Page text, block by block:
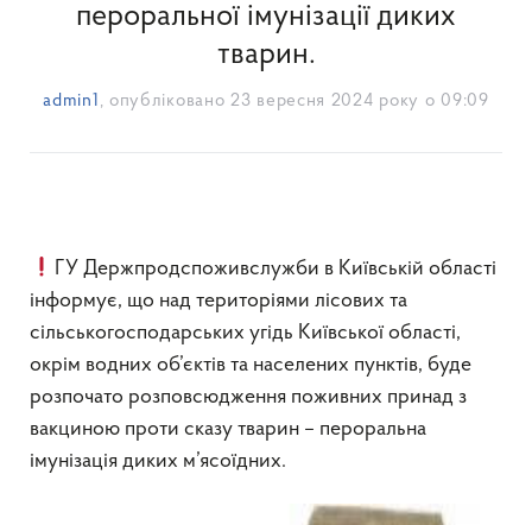
пероральної імунізації диких
тварин.
admin1 , опубліковано 23 вересня 2024 року о 09:09
ГУ Держпродспоживслужби в Київській області
інформує, що над територіями лісових та
сільськогосподарських угідь Київської області,
окрім водних об’єктів та населених пунктів, буде
розпочато розповсюдження поживних принад з
вакциною проти сказу тварин – пероральна
імунізація диких м’ясоїдних.